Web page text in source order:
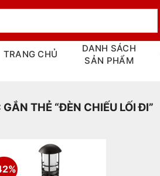
TRANG CHỦ
DANH SÁCH
SẢN PHẨM
THẺ “ĐÈN CHIẾU LỐI ĐI”